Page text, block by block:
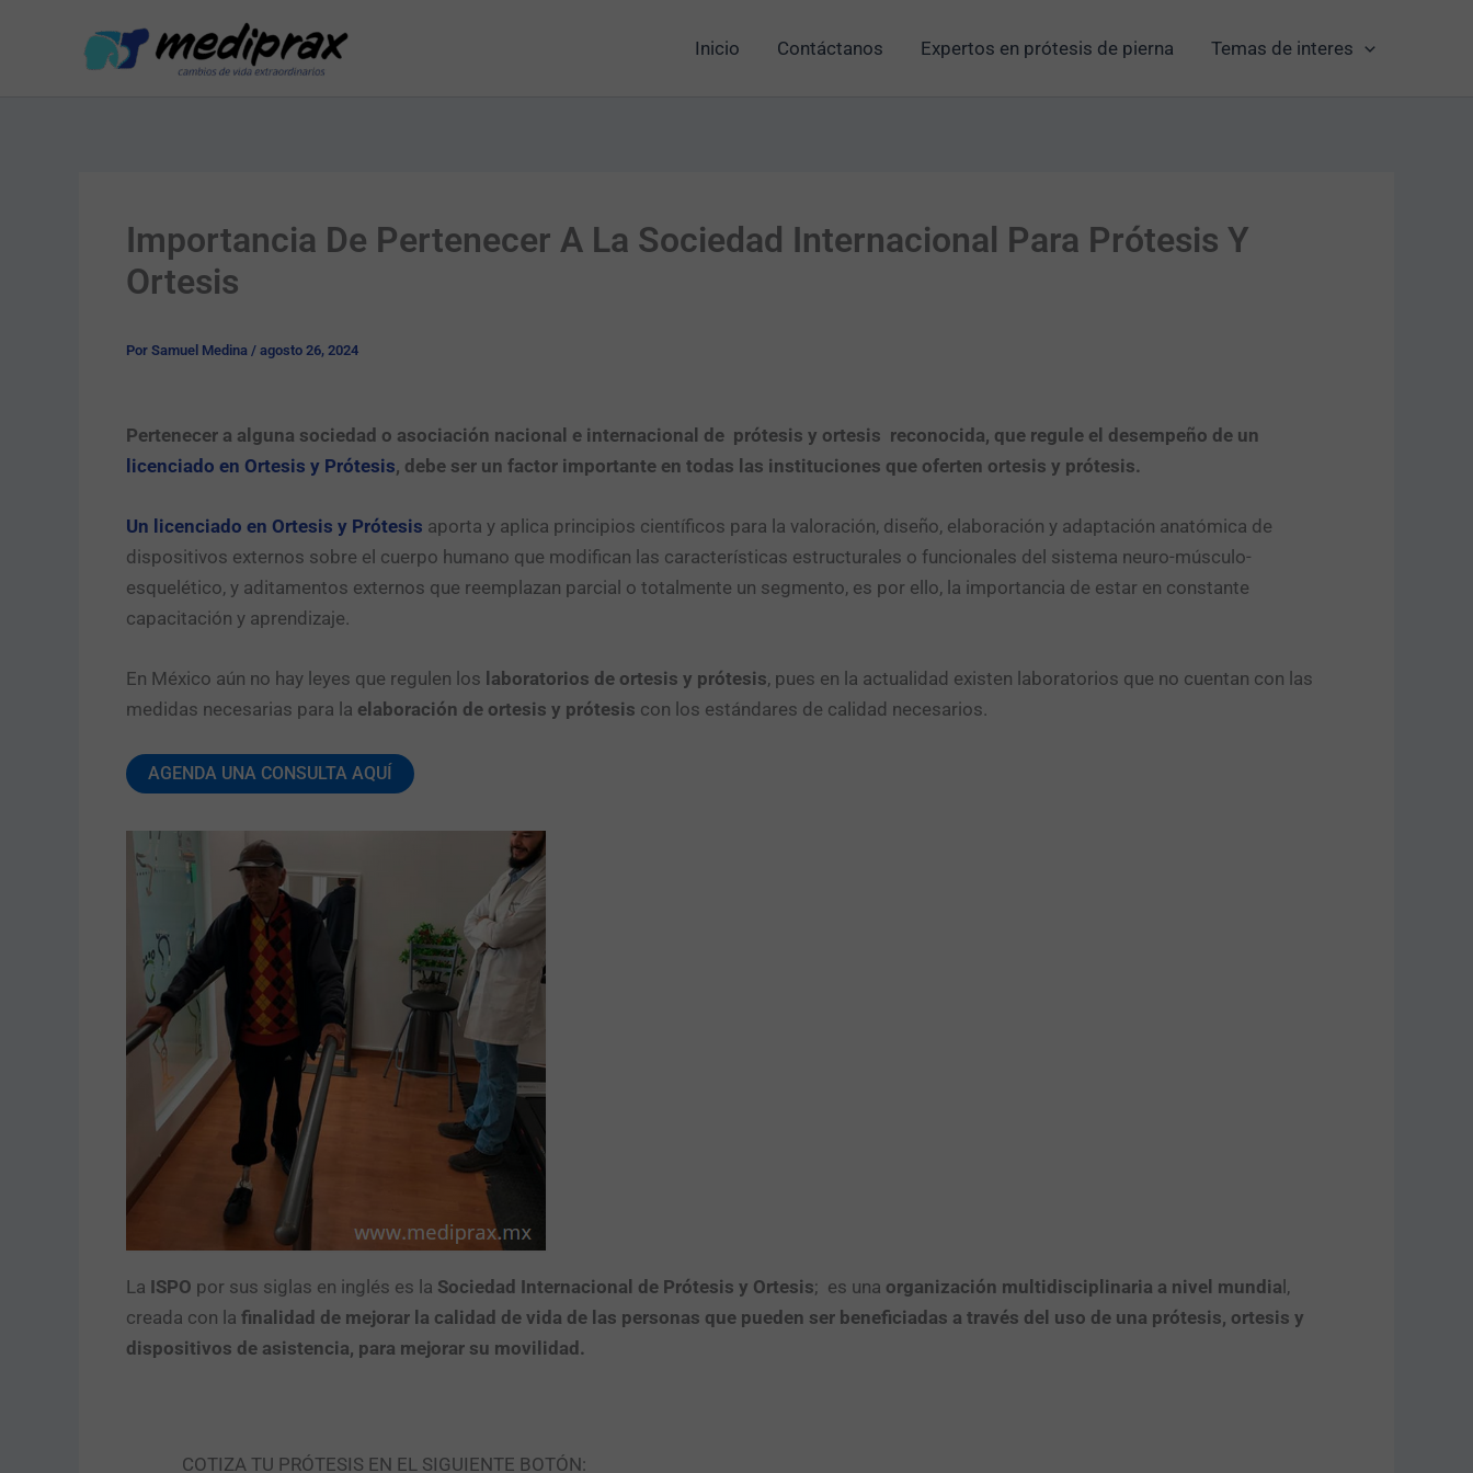
Inicio Contáctanos Expertos en prótesis de pierna Temas de interes
Importancia De Pertenecer A La Sociedad Internacional Para Prótesis Y
Ortesis
Por Samuel Medina / agosto 26, 2024
Pertenecer a alguna sociedad o asociación nacional e internacional de prótesis y ortesis reconocida, que regule el desempeño de un
licenciado en Ortesis y Prótesis, debe ser un factor importante en todas las instituciones que oferten ortesis y prótesis.
Un licenciado en Ortesis y Prótesis aporta y aplica principios científicos para la valoración, diseño, elaboración y adaptación anatómica de
dispositivos externos sobre el cuerpo humano que modifican las características estructurales o funcionales del sistema neuro-músculo-
esquelético, y aditamentos externos que reemplazan parcial o totalmente un segmento, es por ello, la importancia de estar en constante
capacitación y aprendizaje.
En México aún no hay leyes que regulen los laboratorios de ortesis y prótesis, pues en la actualidad existen laboratorios que no cuentan con las
medidas necesarias para la elaboración de ortesis y prótesis con los estándares de calidad necesarios.
AGENDA UNA CONSULTA AQUÍ
La ISPO por sus siglas en inglés es la Sociedad Internacional de Prótesis y Ortesis; es una organización multidisciplinaria a nivel mundia l,
creada con la finalidad de mejorar la calidad de vida de las personas que pueden ser beneficiadas a través del uso de una prótesis, ortesis y
dispositivos de asistencia, para mejorar su movilidad.
COTIZA TU PRÓTESIS EN EL SIGUIENTE BOTÓN: